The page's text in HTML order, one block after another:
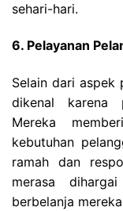
sehari-hari.
6. Pelayanan
Selain dari aspek
dikenal karena
Mereka
kebutuhan
ramah dan
merasa
berbelanja